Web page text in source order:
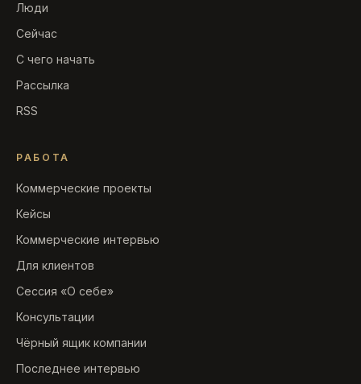
Люди
Сейчас
С чего начать
Рассылка
RSS
РАБОТА
Коммерческие проекты
Кейсы
Коммерческие интервью
Для клиентов
Сессия «О себе»
Консультации
Чёрный ящик компании
Последнее интервью